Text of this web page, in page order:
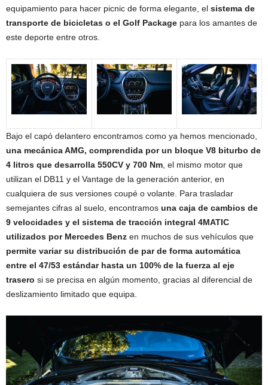
equipamiento para hacer picnic de forma elegante, el sistema de
transporte de bicicletas o el Golf Package para los amantes de
este deporte entre otros.
Bajo el capó delantero encontramos como ya hemos mencionado,
una mecánica AMG, comprendida por un bloque V8 biturbo de
4 litros que desarrolla 550CV y 700 Nm, el mismo motor que
utilizan el DB11 y el Vantage de la generación anterior, en
cualquiera de sus versiones coupé o volante. Para trasladar
semejantes cifras al suelo, encontramos una caja de cambios de
9 velocidades y el sistema de tracción integral 4MATIC
utilizados por Mercedes Benz en muchos de sus vehículos que
permite variar su distribución de par de forma automática
entre el 47/53 estándar hasta un 100% de la fuerza al eje
trasero si se precisa en algún momento, gracias al diferencial de
deslizamiento limitado que equipa.